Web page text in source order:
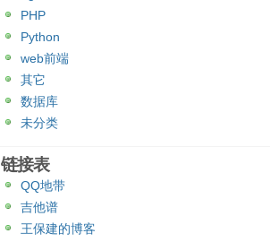
PHP
Python
web前端
其它
数据库
未分类
链接表
QQ地带
吉他谱
王保建的博客